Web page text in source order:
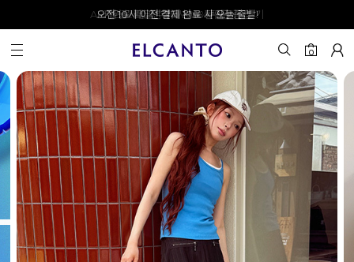
오전 10시 이전 결제 완료 시 오늘 출발!
0